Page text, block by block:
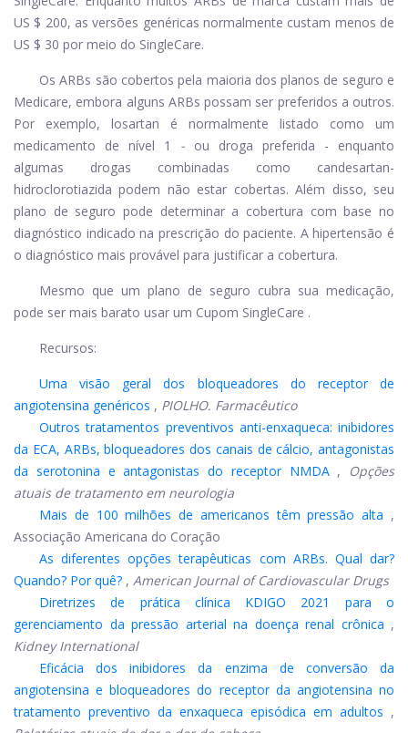
US $ 200, as versões genéricas normalmente custam menos de
US $ 30 por meio do SingleCare.
Os ARBs são cobertos pela maioria dos planos de seguro e
Medicare, embora alguns ARBs possam ser preferidos a outros.
Por exemplo, losartan é normalmente listado como um
medicamento de nível 1
- ou droga preferida - enquanto
algumas drogas combinadas como candesartan-
hidroclorotiazida podem não estar cobertas. Além disso, seu
plano de seguro pode determinar a cobertura com base no
diagnóstico indicado na prescrição do paciente. A hipertensão é
o diagnóstico mais provável para justificar a cobertura.
Mesmo que um plano de seguro cubra sua medicação,
pode ser mais barato usar um Cupom SingleCare .
Recursos:
Uma visão geral dos bloqueadores do receptor de
angiotensina genéricos , PIOLHO. Farmacêutico
Outros tratamentos preventivos anti-enxaqueca: inibidores
da ECA, ARBs, bloqueadores dos canais de cálcio, antagonistas
da serotonina e antagonistas do receptor NMDA ,
Opções
atuais de tratamento em neurologia
Mais de 100 milhões de americanos têm pressão alta ,
Associação Americana do Coração
As diferentes opções terapêuticas com ARBs. Qual dar?
Quando? Por quê? , American Journal of Cardiovascular Drugs
Diretrizes de prática clínica KDIGO 2021 para o
gerenciamento da pressão arterial na doença renal crônica ,
Kidney International
Eficácia dos inibidores da enzima de conversão da
angiotensina e bloqueadores do receptor da angiotensina no
tratamento preventivo da enxaqueca episódica em adultos ,